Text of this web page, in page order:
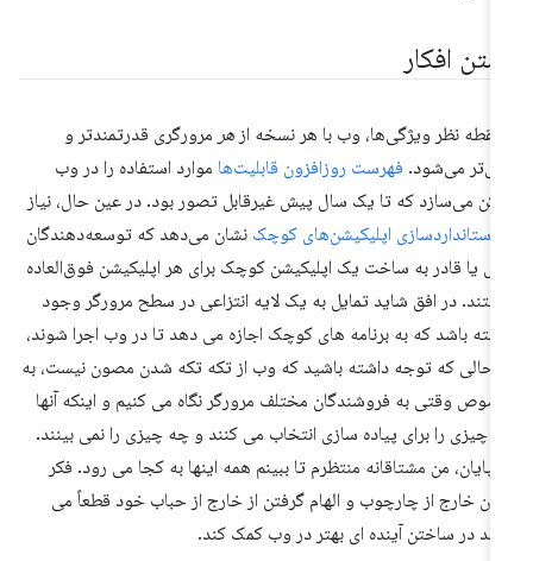
افکار
نقطه نظر ویژگی‌ها، وب با هر نسخه ازهرمرورگری قدرتمندتر و
می‌شود.فهرست روزافزون قابلیت‌هاموارد استفاده را در وب
می‌سازد که تا یک سال پیش غیرقابل تصور بود. در عین حال، نیاز
استانداردسازی اپلیکیشن‌های کوچکنشان می‌دهد که توسعه‌دهندگان
یا قادر به ساخت یک اپلیکیشن کوچک برای هر اپلیکیشن فوق‌العاده
در افق شاید تمایل به یک لایه انتزاعی در سطح مرورگر وجود
باشد که به برنامه های کوچک اجازه می دهد تا در وب اجرا شوند،
حالی که توجه داشته باشید که وب از تکه تکه شدن مصون نیست، به
وقتی به فروشندگان مختلف مرورگر نگاه می کنیم و اینکه آنها
چیزی را برای پیاده سازی انتخاب می کنند و چه چیزی را نمی بینند.
پایان، من مشتاقانه منتظرم تا ببینم همه اینها به کجا می رود. فکر
خارج از چارچوب و الهام گرفتن از خارج از حباب خود قطعاً می
در ساختن آینده ای بهتر در وب کمک کند.